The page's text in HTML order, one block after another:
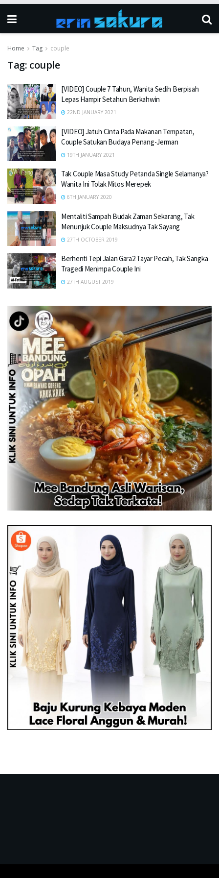
Home Tag couple
Tag: couple
[VIDEO] Couple 7 Tahun, Wanita Sedih Berpisah
Lepas Hampir Setahun Berkahwin
22ND JANUARY 2021
[VIDEO] Jatuh Cinta Pada Makanan Tempatan,
Couple Satukan Budaya Penang-Jerman
19TH JANUARY 2021
Tak Couple Masa Study Petanda Single Selamanya?
Wanita Ini Tolak Mitos Merepek
6TH JANUARY 2020
Mentaliti Sampah Budak Zaman Sekarang, Tak
Menunjuk Couple Maksudnya Tak Sayang
27TH OCTOBER 2019
Berhenti Tepi Jalan Gara2 Tayar Pecah, Tak Sangka
Tragedi Menimpa Couple Ini
27TH AUGUST 2019